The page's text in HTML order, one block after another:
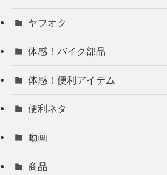
ヤフオク
体感！バイク部品
体感！便利アイテム
便利ネタ
動画
商品